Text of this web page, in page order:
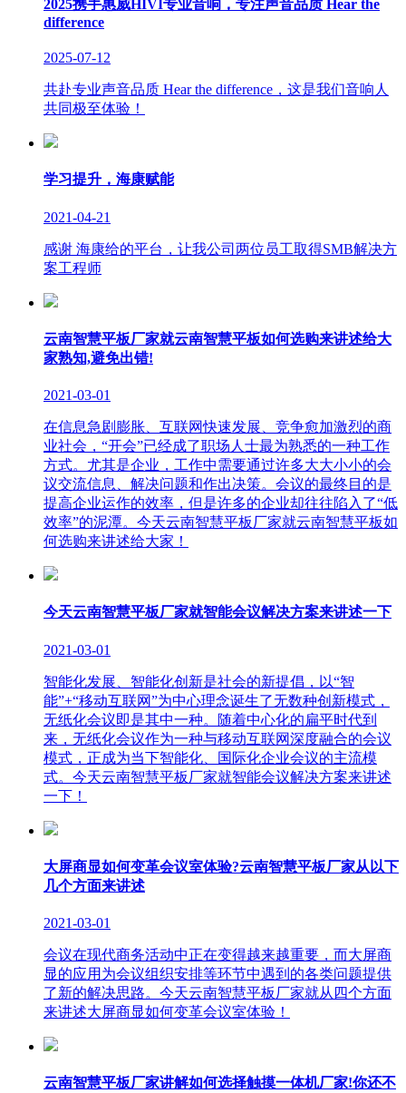
2025携手惠威HIVI专业音响，专注声音品质 Hear the
difference
2025-07-12
共赴专业声音品质 Hear the difference，这是我们音响人
共同极至体验！
学习提升，海康赋能
2021-04-21
感谢 海康给的平台，让我公司两位员工取得SMB解决方
案工程师
云南智慧平板厂家就云南智慧平板如何选购来讲述给大
家熟知,避免出错!
2021-03-01
在信息急剧膨胀、互联网快速发展、竞争愈加激烈的商
业社会，“开会”已经成了职场人士最为熟悉的一种工作
方式。尤其是企业，工作中需要通过许多大大小小的会
议交流信息、解决问题和作出决策。会议的最终目的是
提高企业运作的效率，但是许多的企业却往往陷入了“低
效率”的泥潭。今天云南智慧平板厂家就云南智慧平板如
何选购来讲述给大家！
今天云南智慧平板厂家就智能会议解决方案来讲述一下
2021-03-01
智能化发展、智能化创新是社会的新提倡，以“智
能”+“移动互联网”为中心理念诞生了无数种创新模式，
无纸化会议即是其中一种。随着中心化的扁平时代到
来，无纸化会议作为一种与移动互联网深度融合的会议
模式，正成为当下智能化、国际化企业会议的主流模
式。今天云南智慧平板厂家就智能会议解决方案来讲述
一下！
大屏商显如何变革会议室体验?云南智慧平板厂家从以下
几个方面来讲述
2021-03-01
会议在现代商务活动中正在变得越来越重要，而大屏商
显的应用为会议组织安排等环节中遇到的各类问题提供
了新的解决思路。今天云南智慧平板厂家就从四个方面
来讲述大屏商显如何变革会议室体验！
云南智慧平板厂家讲解如何选择触摸一体机厂家!你还不